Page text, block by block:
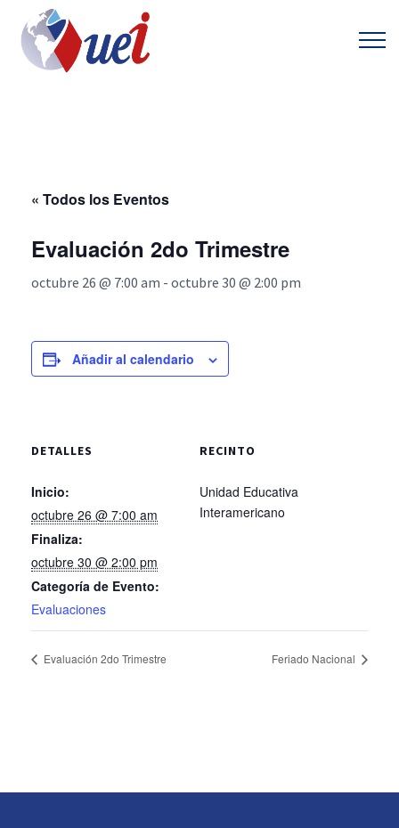
« Todos los Eventos
Evaluación 2do Trimestre
octubre 26 @ 7:00 am - octubre 30 @ 2:00 pm
Añadir al calendario
DETALLES
Inicio:
octubre 26 @ 7:00 am
Finaliza:
octubre 30 @ 2:00 pm
Categoría de Evento:
Evaluaciones
RECINTO
Unidad Educativa
Interamericano
Evaluación 2do Trimestre Feriado Nacional